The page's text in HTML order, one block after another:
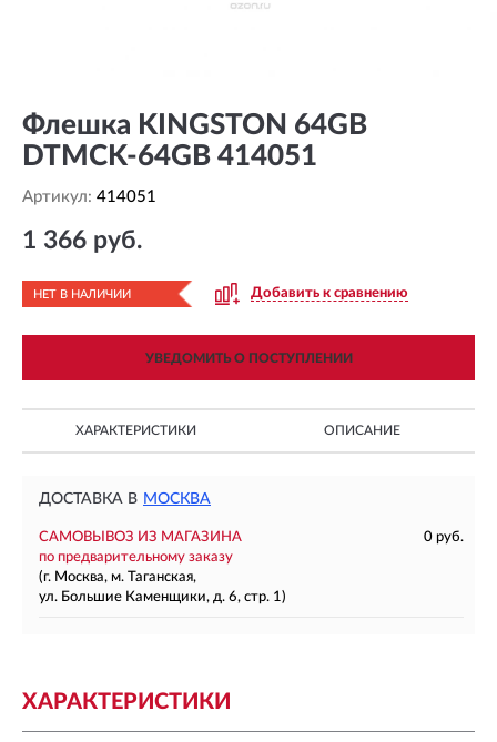
Флешка KINGSTON 64GB
DTMCK-64GB 414051
Артикул: 414051
1 366 руб.
НЕТ В НАЛИЧИИ Добавить к сравнению
УВЕДОМИТЬ О ПОСТУПЛЕНИИ
ХАРАКТЕРИСТИКИ ОПИСАНИЕ
ДОСТАВКА В МОСКВА
САМОВЫВОЗ ИЗ МАГАЗИНА
0 руб.
по предварительному заказу
(г. Москва, м. Таганская,
ул. Большие Каменщики, д. 6, стр. 1)
ХАРАКТЕРИСТИКИ